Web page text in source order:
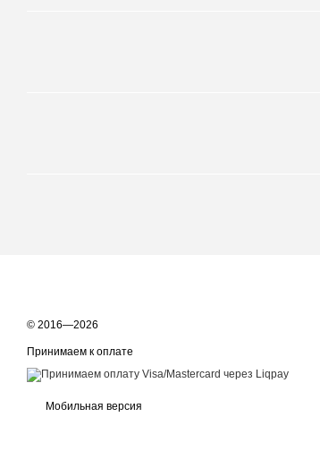
© 2016—2026
Принимаем к оплате
Мобильная версия